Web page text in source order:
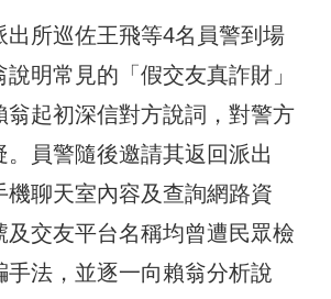
出所巡佐王飛等4名員警到場
明常見的「假交友真詐財」
翁起初深信對方說詞，對警方
。員警隨後邀請其返回派出
機聊天室內容及查詢網路資
及交友平台名稱均曾遭民眾檢
手法，並逐一向賴翁分析說